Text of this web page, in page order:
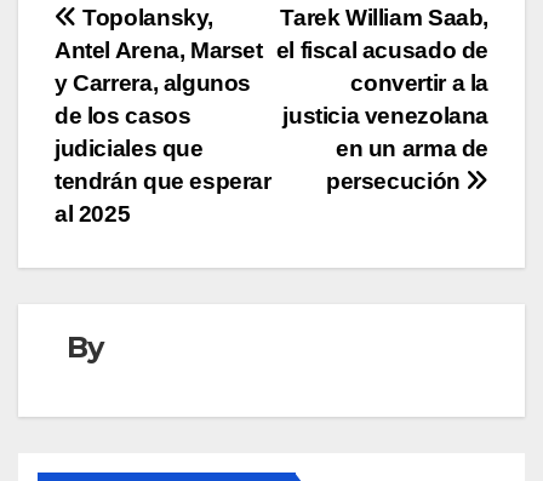
Navegación
de
entradas
Tarek William Saab,
el fiscal acusado de
convertir a la
justicia venezolana
en un arma de
persecución
Topolansky,
Antel Arena, Marset
y Carrera, algunos
de los casos
judiciales que
tendrán que esperar
al 2025
By